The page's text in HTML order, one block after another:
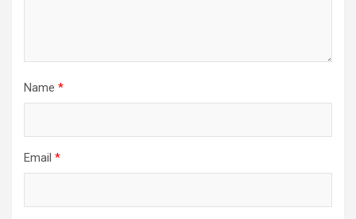
Name *
Email *